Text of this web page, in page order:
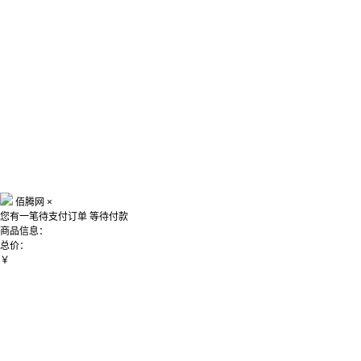
佰腾网 ×
您有一笔待支付订单 等待付款
商品信息：
总价：
￥